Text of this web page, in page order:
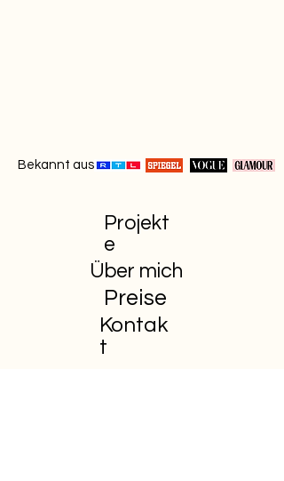
Bekannt aus
Projekt
e
Über mich
Preise
Kontak
t